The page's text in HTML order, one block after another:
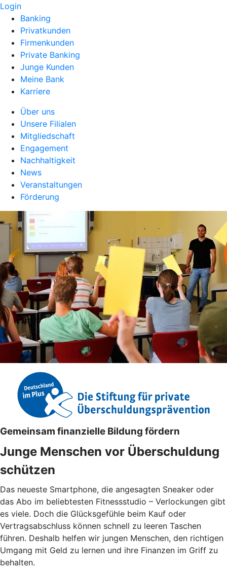
Login
Banking
Privatkunden
Firmenkunden
Private Banking
Junge Kunden
Meine Bank
Karriere
Über uns
Unsere Filialen
Mitgliedschaft
Engagement
Nachhaltigkeit
News
Veranstaltungen
Förderung
Gemeinsam finanzielle Bildung fördern
Junge Menschen vor Überschuldung
schützen
Das neueste Smartphone, die angesagten Sneaker oder
das Abo im beliebtesten Fitnessstudio – Verlockungen gibt
es viele. Doch die Glücksgefühle beim Kauf oder
Vertragsabschluss können schnell zu leeren Taschen
führen. Deshalb helfen wir jungen Menschen, den richtigen
Umgang mit Geld zu lernen und ihre Finanzen im Griff zu
behalten.